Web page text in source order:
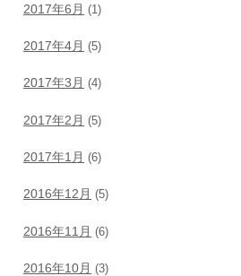
2017年6月 (1)
2017年4月 (5)
2017年3月 (4)
2017年2月 (5)
2017年1月 (6)
2016年12月 (5)
2016年11月 (6)
2016年10月 (3)